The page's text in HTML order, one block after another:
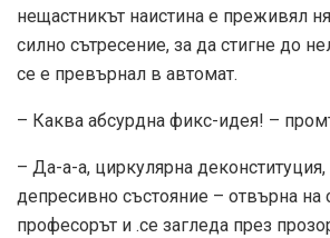
нещастникът наистина е преживял
силно сътресение, за да стигне до
се е превърнал в автомат.
– Каква абсурдна фикс-идея! –
– Да-а-а, циркулярна
депресивно състояние – отвърна на
професорът и .се загледа през